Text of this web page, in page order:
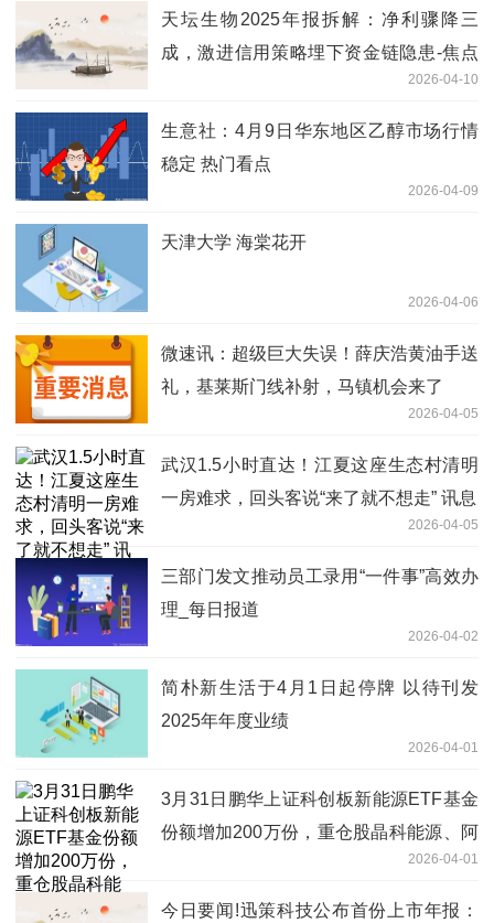
天坛生物2025年报拆解：净利骤降三
成，激进信用策略埋下资金链隐患-焦点
2026-04-10
生意社：4月9日华东地区乙醇市场行情
稳定 热门看点
2026-04-09
天津大学 海棠花开
2026-04-06
微速讯：超级巨大失误！薛庆浩黄油手送
礼，基莱斯门线补射，马镇机会来了
2026-04-05
武汉1.5小时直达！江夏这座生态村清明
一房难求，回头客说“来了就不想走” 讯息
2026-04-05
三部门发文推动员工录用“一件事”高效办
理_每日报道
2026-04-02
简朴新生活于4月1日起停牌 以待刊发
2025年年度业绩
2026-04-01
3月31日鹏华上证科创板新能源ETF基金
份额增加200万份，重仓股晶科能源、阿
2026-04-01
今日要闻!迅策科技公布首份上市年报：